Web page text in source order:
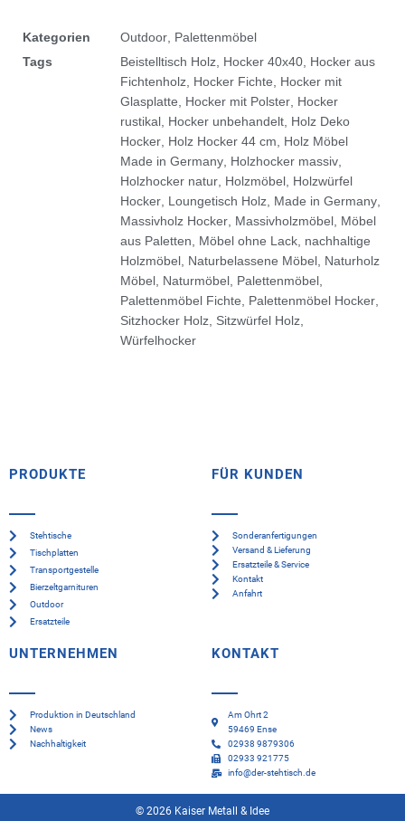
Kategorien Outdoor Palettenmöbel
Tags
Beistelltisch Holz Hocker 40x40 Hocker aus
Fichtenholz Hocker Fichte
Hocker mit
Glasplatte
Hocker mit Polster Hocker
rustikal Hocker unbehandelt Holz Deko
Hocker Holz Hocker 44 cm
Holz Möbel
Made in Germany Holzhocker massiv
Holzhocker natur Holzmöbel Holzwürfel
Hocker Loungetisch Holz Made in Germany
Massivholz Hocker Massivholzmöbel Möbel
aus Paletten
Möbel ohne Lack nachhaltige
Holzmöbel Naturbelassene Möbel Naturholz
Möbel Naturmöbel Palettenmöbel
Palettenmöbel Fichte
Palettenmöbel Hocker
Sitzhocker Holz Sitzwürfel Holz
Würfelhocker
PRODUKTE
Stehtische
Tischplatten
Transportgestelle
Bierzeltgarnituren
Outdoor
Ersatzteile
FÜR KUNDEN
Sonderanfertigungen
Versand & Lieferung
Ersatzteile & Service
Kontakt
Anfahrt
UNTERNEHMEN
Produktion in Deutschland
News
Nachhaltigkeit
KONTAKT
Am Ohrt 2
59469 Ense
02938 9879306
02933 921775
info@der-stehtisch.de
© 2026 Kaiser Metall & Idee